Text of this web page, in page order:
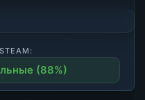
(88%)